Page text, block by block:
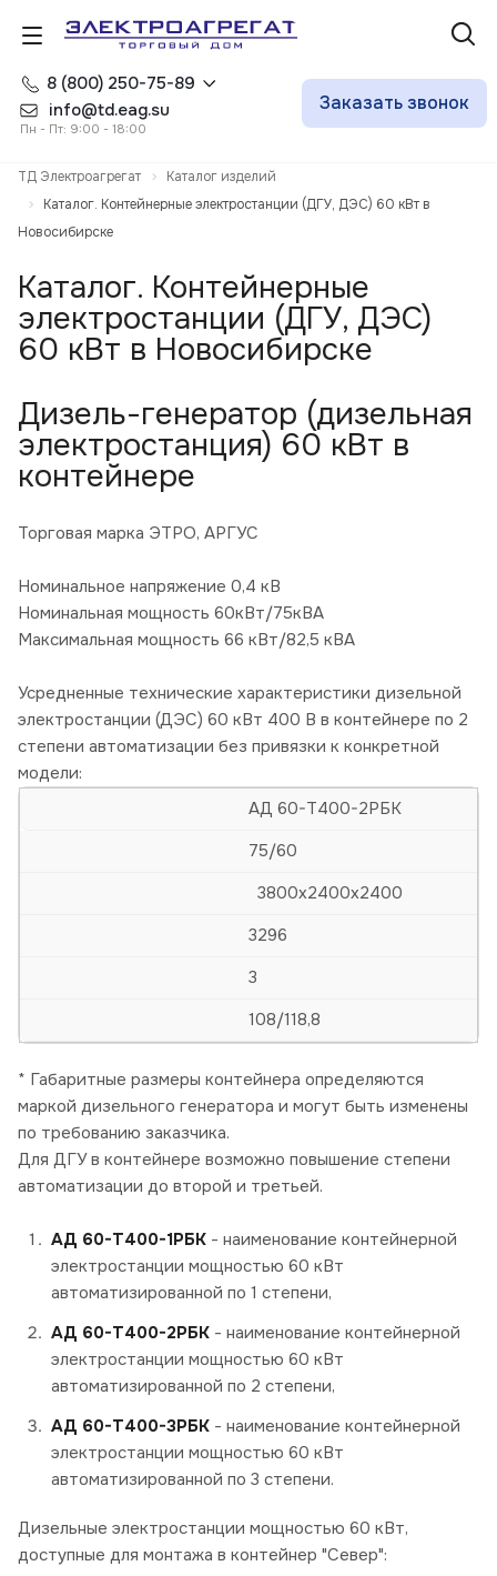
8 (800) 250-75-89
info@td.eag.su
Пн - Пт: 9:00 - 18:00
Заказать звонок
ТД Электроагрегат
Каталог изделий
Каталог. Контейнерные электростанции (ДГУ, ДЭС) 60 кВт в
Новосибирске
Каталог. Контейнерные
электростанции (ДГУ, ДЭС)
60 кВт в Новосибирске
Дизель-генератор (дизельная
электростанция) 60 кВт в
контейнере
Торговая марка ЭТРО, АРГУС
Номинальное напряжение 0,4 кВ
Номинальная мощность 60кВт/75кВА
Максимальная мощность 66 кВт/82,5 кВА
Усредненные технические характеристики дизельной
электростанции (ДЭС) 60 кВт 400 В в контейнере по 2
степени автоматизации без привязки к конкретной
модели:
АД 60-Т400-2РБК
75/60
3800х2400х2400
3296
3
108/118,8
* Габаритные размеры контейнера определяются
маркой дизельного генератора и могут быть изменены
по требованию заказчика.
Для ДГУ в контейнере возможно повышение степени
автоматизации до второй и третьей.
АД 60-Т400-1РБК - наименование контейнерной
электростанции мощностью 60 кВт
автоматизированной по 1 степени,
АД 60-Т400-2РБК - наименование контейнерной
электростанции мощностью 60 кВт
автоматизированной по 2 степени,
АД 60-Т400-3РБК - наименование контейнерной
электростанции мощностью 60 кВт
автоматизированной по 3 степени.
Дизельные электростанции мощностью 60 кВт,
доступные для монтажа в контейнер "Север":